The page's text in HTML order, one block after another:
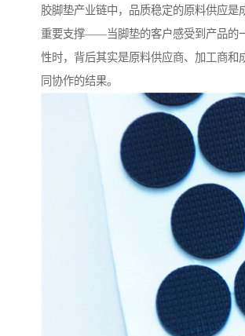
胶脚垫产业链中，品质稳定的原料供应是
重要支撑——当脚垫的客户感受到产品的
性时，背后其实是原料供应商、加工商和
同协作的结果。